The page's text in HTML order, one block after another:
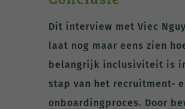
Dit interview met Viec
laat nog maar eens zien
belangrijk inclusiviteit is
stap van het recruitment-
onboardingproces. Door